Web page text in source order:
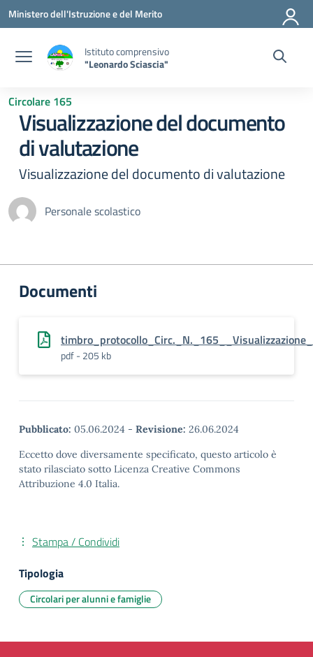
Vai ai contenuti
Vai al menu di navigazione
Vai al footer
Ministero dell'Istruzione e del Merito
Istituto comprensivo
"Leonardo Sciascia"
Circolare 165
Visualizzazione del documento
di valutazione
Visualizzazione del documento di valutazione
Personale scolastico
Documenti
pdf - 205 kb
Pubblicato: 05.06.2024 - Revisione: 26.06.2024
Eccetto dove diversamente specificato, questo articolo è
stato rilasciato sotto Licenza Creative Commons
Attribuzione 4.0 Italia.
Stampa / Condividi
Tipologia
Circolari per alunni e famiglie